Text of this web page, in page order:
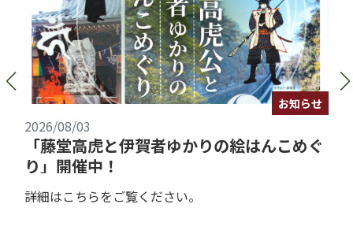
2026/08/03
「藤堂高虎と伊賀者ゆかりの絵はんこめぐ
り」開催中！
詳細はこちらをご覧ください。
お知らせ